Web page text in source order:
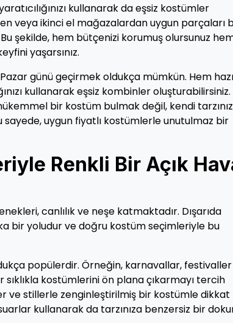
kullanarak da eşsiz kostümler
veya ikinci el mağazalardan uygun parçaları
şekilde, hem bütçenizi korumuş olursunuz
yaşarsınız.
günü geçirmek oldukça mümkün. Hem
kullanarak eşsiz kombinler oluşturabilirsiniz.
bir kostüm bulmak değil, kendi
sayede, uygun fiyatlı kostümlerle unutulmaz bir
Renkli Bir Açık
canlılık ve neşe katmaktadır. Dışarıda
bir yoludur ve doğru kostüm seçimleriyle bu
popülerdir. Örneğin, karnavallar, festivaller
kostümlerini ön plana çıkarmayı tercih
ve stillerle zenginleştirilmiş bir kostümle dikkat
kullanarak da tarzınıza benzersiz bir